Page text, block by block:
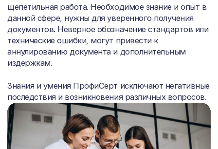
щепетильная работа. Необходимое знание и опыт в
данной сфере, нужны для уверенного получения
документов. Неверное обозначение стандартов или
технические ошибки, могут привести к
аннулированию документа и дополнительным
издержкам.
Знания и умения ПрофиСерт исключают негативные
последствия и возникновения различных вопросов.